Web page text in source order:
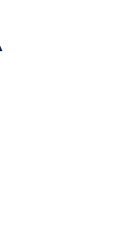
av
en mindre
tänka för att få en
Här nedan
att göra det lättare